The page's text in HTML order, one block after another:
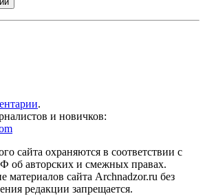
.
и новичков:
сайта охраняются в соответствии с
об авторских и смежных правах.
материалов сайта Archnadzor.ru без
редакции запрещается.